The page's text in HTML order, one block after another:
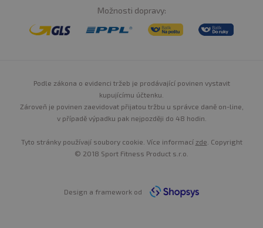
Možnosti dopravy:
Podle zákona o evidenci tržeb je prodávající povinen vystavit
kupujícímu účtenku.
Zároveň je povinen zaevidovat přijatou tržbu u správce daně on-line,
v případě výpadku pak nejpozději do 48 hodin.
Tyto stránky používají soubory cookie. Více informací zde . Copyright
© 2018 Sport Fitness Product s.r.o.
Design a framework od